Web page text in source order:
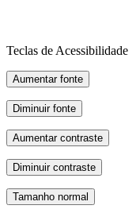
Teclas de Acessibilidade
Aumentar fonte
Diminuir fonte
Aumentar contraste
Diminuir contraste
Tamanho normal